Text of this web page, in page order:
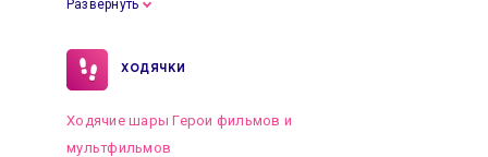
Развернуть
ХОДЯЧКИ
Ходячие шары Герои фильмов и
мультфильмов